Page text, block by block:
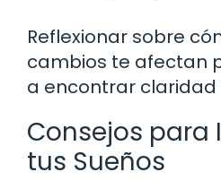
Reflexionar sobre
cambios te afectan
a encontrar claridad
Consejos para
tus Sueños